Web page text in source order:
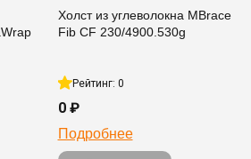
Холст из углеволокна MBrace
Fib CF 230/4900.530g
Рейтинг: 0
0 ₽
Подробнее